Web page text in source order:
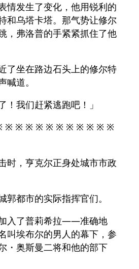
情发生了变化，他用锐利的
和乌塔卡塔。那气势让修尔
，弗洛普的手紧紧抓住了他
了坐在路边石头上的修尔特
喊道。
！我们赶紧逃跑吧！」
※ ※ ※ ※ ※ ※ ※ ※ ※ ※ ※
时，亨克尔正身处城市市政
郭都市的实际指挥官们。
入了普莉希拉——准确地
叫埃布尔的男人的幕下，参
・奥斯曼二将和他的部下